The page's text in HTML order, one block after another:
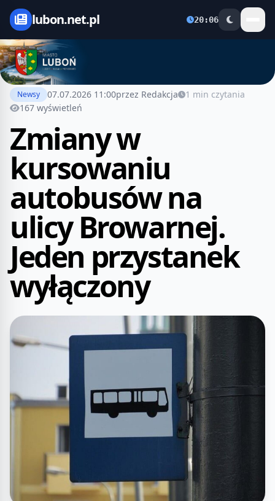
lubon.net.pl 20:06
Newsy 07.07.2026 11:00przez Redakcja
1 min czytania
167 wyświetleń
Zmiany w
kursowaniu
autobusów na
ulicy Browarnej.
Jeden przystanek
wyłączony